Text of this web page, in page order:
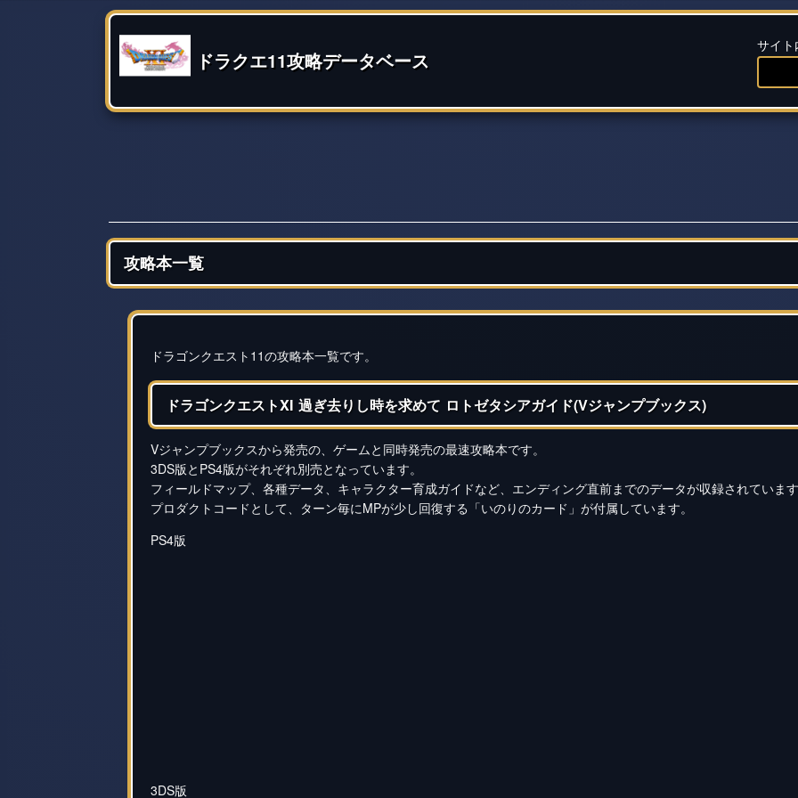
ドラクエ11攻略データベース
サイ
攻略本一覧
ドラゴンクエスト11の攻略本一覧です。
ドラゴンクエストXI 過ぎ去りし時を求めて ロトゼタシアガイド(Vジャンプブックス)
Vジャンプブックスから発売の、ゲームと同時発売の最速攻略本です。
3DS版とPS4版がそれぞれ別売となっています。
フィールドマップ、各種データ、キャラクター育成ガイドなど、エンディング直前までのデータが収録されていま
プロダクトコードとして、ターン毎にMPが少し回復する「いのりのカード」が付属しています。
PS4版
3DS版